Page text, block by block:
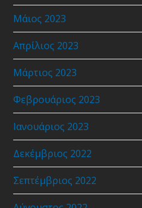
Μάιος 2023
Απρίλιος 2023
Μάρτιος 2023
Φεβρουάριος 2023
Ιανουάριος 2023
Δεκέμβριος 2022
Σεπτέμβριος 2022